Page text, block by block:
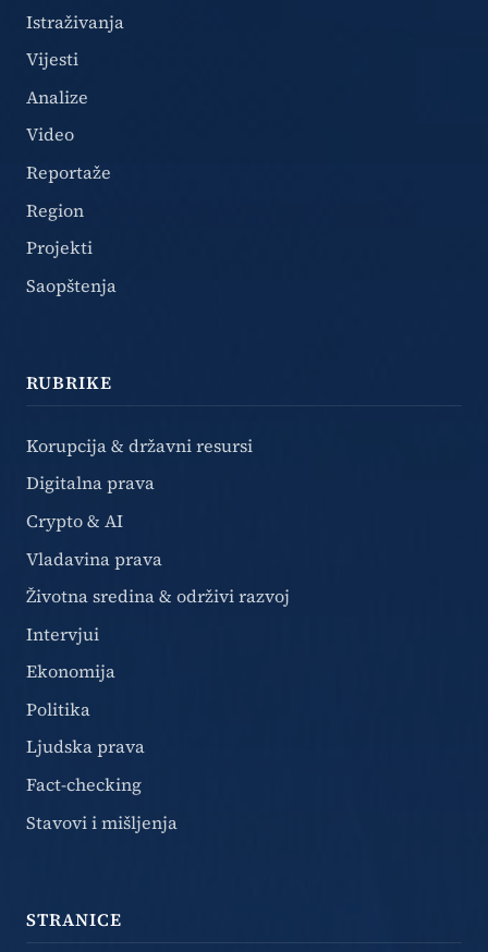
Istraživanja
Vijesti
Analize
Video
Reportaže
Region
Projekti
Saopštenja
RUBRIKE
Korupcija & državni resursi
Digitalna prava
Crypto & AI
Vladavina prava
Životna sredina & održivi razvoj
Intervjui
Ekonomija
Politika
Ljudska prava
Fact-checking
Stavovi i mišljenja
STRANICE